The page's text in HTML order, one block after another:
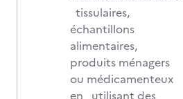
tissulaires,
échantillons
alimentaires,
produits ménagers
ou médicamenteux
en utilisant des